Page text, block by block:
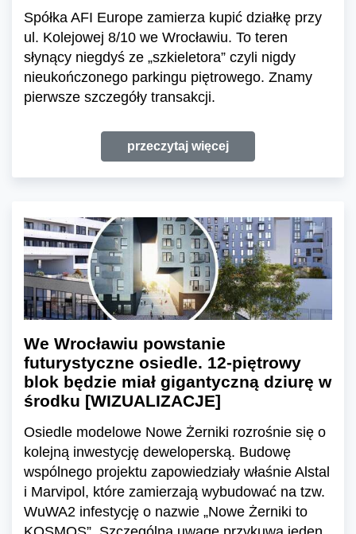
Spółka AFI Europe zamierza kupić działkę przy
ul. Kolejowej 8/10 we Wrocławiu. To teren
słynący niegdyś ze „szkieletora” czyli nigdy
nieukończonego parkingu piętrowego. Znamy
pierwsze szczegóły transakcji.
przeczytaj więcej
We Wrocławiu powstanie
futurystyczne osiedle. 12-piętrowy
blok będzie miał gigantyczną dziurę w
środku [WIZUALIZACJE]
Osiedle modelowe Nowe Żerniki rozrośnie się o
kolejną inwestycję deweloperską. Budowę
wspólnego projektu zapowiedziały właśnie Alstal
i Marvipol, które zamierzają wybudować na tzw.
WuWA2 infestycję o nazwie „Nowe Żerniki to